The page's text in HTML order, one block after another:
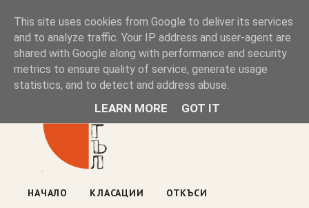
Книжен ъгъл
Блог на книжарницата — класации, откъси, нови книги
ул. „Оборище" 117, София· пон–пет 10:00–19:00 ·
НАЧАЛО КЛАСАЦИИ ОТКЪСИ
This site uses cookies from Google to deliver its services
and to analyze traffic. Your IP address and user-agent are
shared with Google along with performance and security
metrics to ensure quality of service, generate usage
statistics, and to detect and address abuse.
LEARN MORE GOT IT